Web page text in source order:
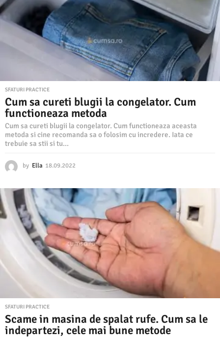
SFATURI PRACTICE
Cum sa cureti blugii la congelator. Cum
functioneaza metoda
Cum sa cureti blugii la congelator. Cum functioneaza aceasta
metoda si cine recomanda sa o folosim cu incredere. Iata ce
trebuie sa stii si tu...
by Ella 18.09.2022
0
9
.
2
0
2
SFATURI PRACTICE
Scame in masina de spalat rufe. Cum sa le
indepartezi, cele mai bune metode